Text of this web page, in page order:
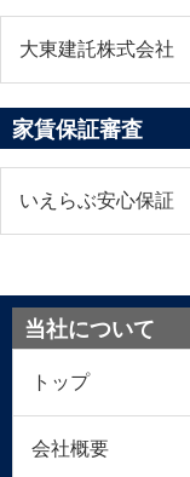
大東建託株式会社
家賃保証審査
いえらぶ安心保証
当社について
トップ
会社概要